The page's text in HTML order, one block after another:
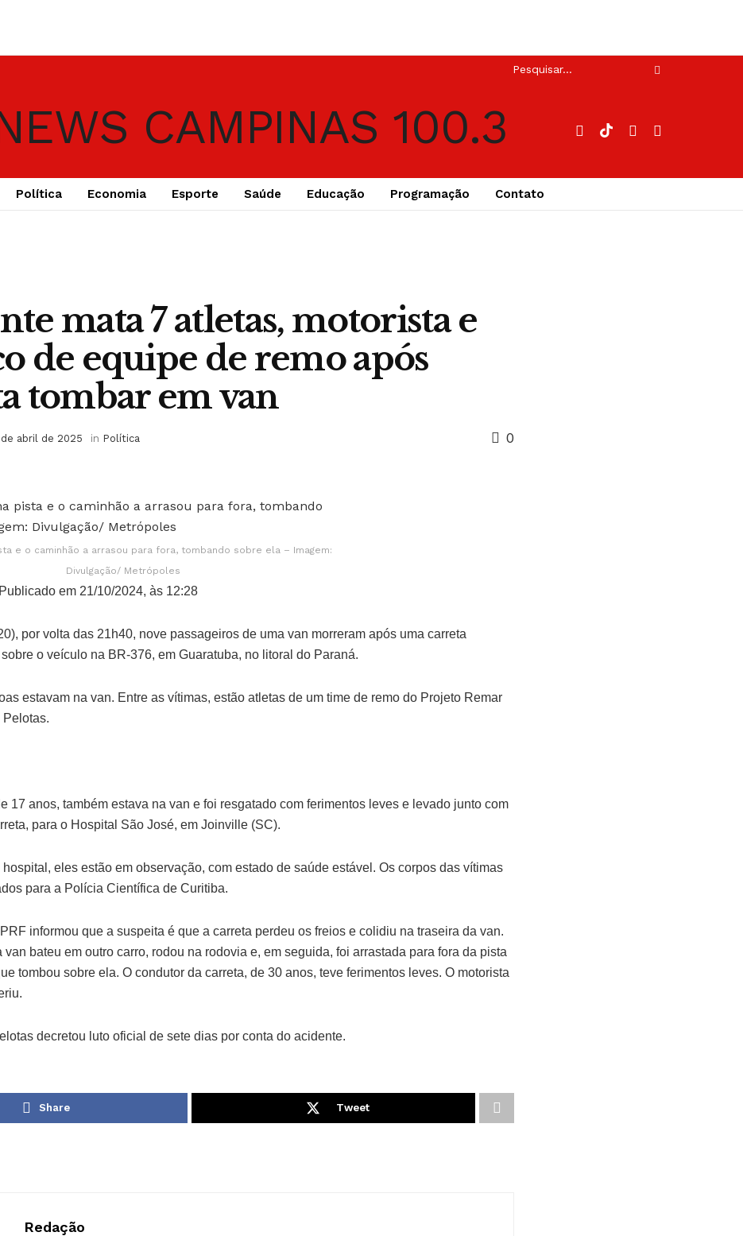
Política Economia Esporte Saúde Educação Programação Contato
mata 7 atletas, motorista e
de equipe de remo após
tombar em van
abril de 2025 in Política 0
e o caminhão a arrasou para fora, tombando sobre ela – Imagem:
Divulgação/ Metrópoles
Publicado em 21/10/2024, às 12:28
por volta das 21h40, nove passageiros de uma van morreram após uma carreta
o veículo na BR-376, em Guaratuba, no litoral do Paraná.
estavam na van. Entre as vítimas, estão atletas de um time de remo do Projeto Remar
Pelotas.
17 anos, também estava na van e foi resgatado com ferimentos leves e levado junto com
para o Hospital São José, em Joinville (SC).
hospital, eles estão em observação, com estado de saúde estável. Os corpos das vítimas
para a Polícia Científica de Curitiba.
informou que a suspeita é que a carreta perdeu os freios e colidiu na traseira da van.
van bateu em outro carro, rodou na rodovia e, em seguida, foi arrastada para fora da pista
tombou sobre ela. O condutor da carreta, de 30 anos, teve ferimentos leves. O motorista
decretou luto oficial de sete dias por conta do acidente.
Share Tweet
Redação